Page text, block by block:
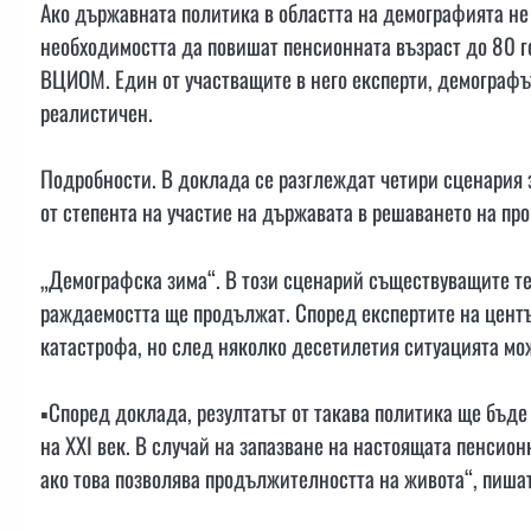
Ако държавната политика в областта на демографията
необходимостта да повишат пенсионната възраст до
ВЦИОМ. Един от участващите в него експерти,
реалистичен.
Подробности. В доклада се разглеждат четири
от степента на участие на държавата в решаването на
„Демографска зима“. В този сценарий съществуващите
раждаемостта ще продължат. Според експертите на
катастрофа, но след няколко десетилетия ситуацията
▪️Според доклада, резултатът от такава политика ще
на XXI век. В случай на запазване на настоящата
ако това позволява продължителността на живота“,